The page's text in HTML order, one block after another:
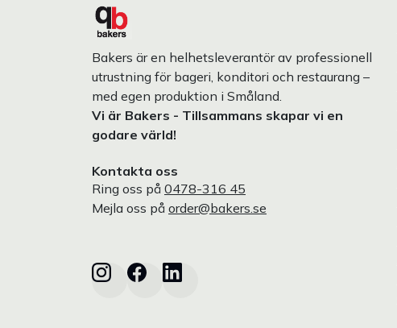
Bakers är en helhetsleverantör av professionell
utrustning för bageri, konditori och restaurang –
med egen produktion i Småland.
Vi är Bakers - Tillsammans skapar vi en
godare värld!
Kontakta oss
Ring oss på 0478-316 45
Mejla oss på order@bakers.se